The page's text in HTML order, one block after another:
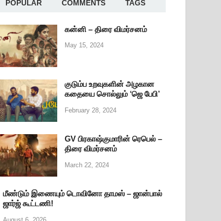
POPULAR COMMENTS TAGS
கன்னி – திரை விமர்சனம்
May 15, 2024
குடும்ப உறவுகளின் அழகான
கதையை சொல்லும் ‘ஜெ பேபி’
February 28, 2024
GV பிரகாஷ்குமாரின் ரெபெல் –
திரை விமர்சனம்
March 22, 2024
மீண்டும் இணையும் டொவினோ தாமஸ் – ஜான்பால்
ஜார்ஜ் கூட்டணி!